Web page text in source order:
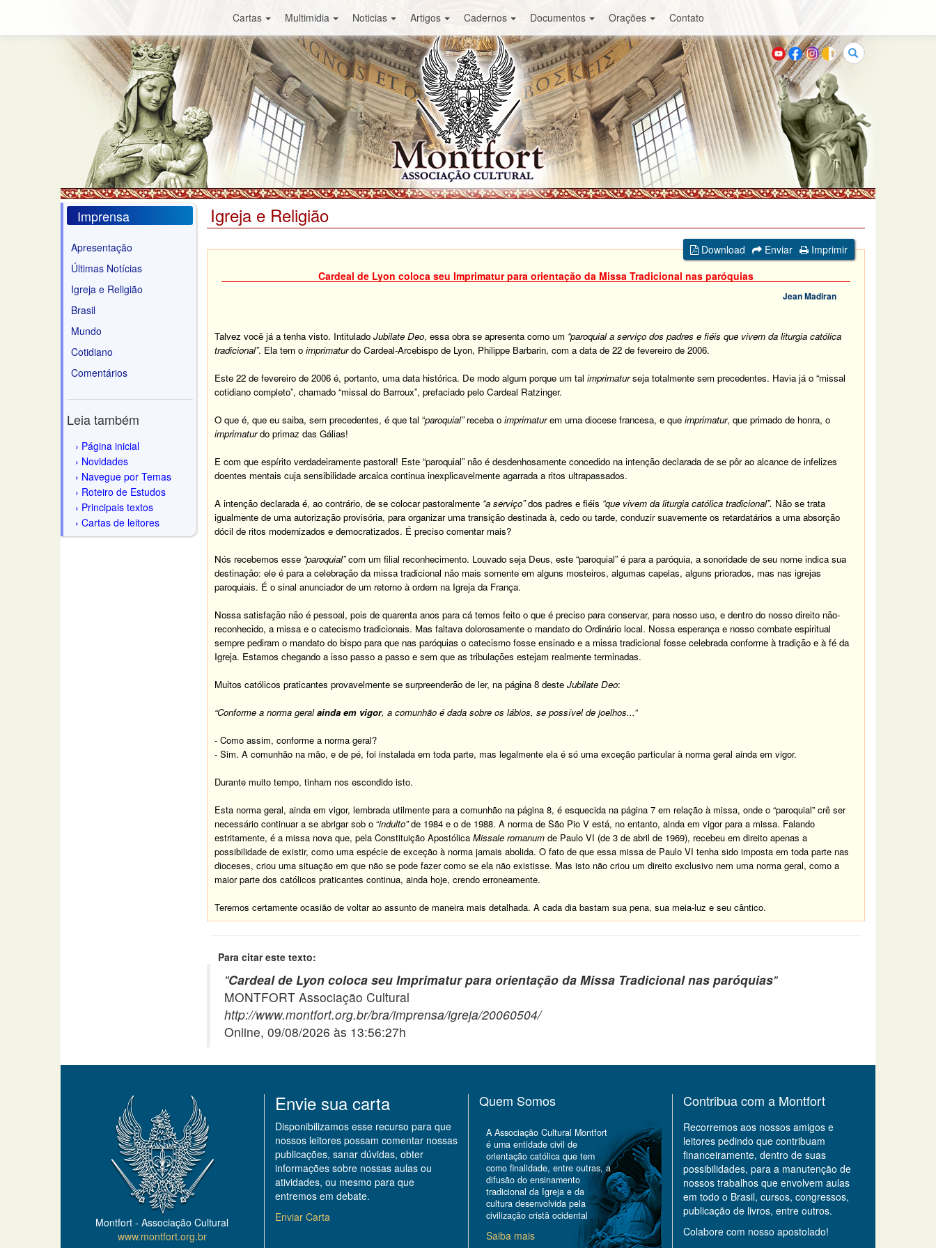
Cartas Multimidia Noticias Artigos Cadernos Documentos Orações Contato
Buscar
Imprensa
Apresentação
Últimas Notícias
Igreja e Religião
Brasil
Mundo
Cotidiano
Comentários
Leia também
Página inicial
Novidades
Navegue por Temas
Roteiro de Estudos
Principais textos
Cartas de leitores
Igreja e Religião
Download Enviar
Imprimir
Cardeal de Lyon coloca seu Imprimatur para orientação da Missa Tradicional nas paróquias
Jean Madiran
Talvez você já a tenha visto. Intitulado Jubilate Deo, essa obra se apresenta como um “paroquial a serviço dos padres e fiéis que vivem da liturgia católica
tradicional”. Ela tem o imprimaturdo Cardeal-Arcebispo de Lyon, Philippe Barbarin, com a data de 22 de fevereiro de 2006.
Este 22 de fevereiro de 2006 é, portanto, uma data histórica. De modo algum porque um tal imprimaturseja totalmente sem precedentes. Havia já o “missal
cotidiano completo”, chamado “missal do Barroux”, prefaciado pelo Cardeal Ratzinger.
O que é, que eu saiba, sem precedentes, é que tal “paroquial”receba o imprimaturem uma diocese francesa, e que imprimatur, que primado de honra, o
imprimaturdo primaz das Gálias!
E com que espírito verdadeiramente pastoral! Este “paroquial” não é desdenhosamente concedido na intenção declarada de se pôr ao alcance de infelizes
doentes mentais cuja sensibilidade arcaica continua inexplicavelmente agarrada a ritos ultrapassados.
A intenção declarada é, ao contrário, de se colocar pastoralmente “a serviço”dos padres e fiéis “que vivem da liturgia católica tradicional”. Não se trata
igualmente de uma autorização provisória, para organizar uma transição destinada à, cedo ou tarde, conduzir suavemente os retardatários a uma absorção
dócil de ritos modernizados e democratizados. É preciso comentar mais?
Nós recebemos esse “paroquial”com um filial reconhecimento. Louvado seja Deus, este “paroquial” é para a paróquia, a sonoridade de seu nome indica sua
destinação: ele é para a celebração da missa tradicional não mais somente em alguns mosteiros, algumas capelas, alguns priorados, mas nas igrejas
paroquiais. É o sinal anunciador de um retorno à ordem na Igreja da França.
Nossa satisfação não é pessoal, pois de quarenta anos para cá temos feito o que é preciso para conservar, para nosso uso, e dentro do nosso direito não-
reconhecido, a missa e o catecismo tradicionais. Mas faltava dolorosamente o mandato do Ordinário local. Nossa esperança e nosso combate espiritual
sempre pediram o mandato do bispo para que nas paróquias o catecismo fosse ensinado e a missa tradicional fosse celebrada conforme à tradição e à fé da
Igreja. Estamos chegando a isso passo a passo e sem que as tribulações estejam realmente terminadas.
Muitos católicos praticantes provavelmente se surpreenderão de ler, na página 8 deste Jubilate Deo:
“Conforme a norma geralainda em vigor, a comunhão é dada sobre os lábios, se possível de joelhos...”
- Como assim, conforme a norma geral?
- Sim. A comunhão na mão, e de pé, foi instalada em toda parte, mas legalmente ela é só uma exceção particular à norma geral ainda em vigor.
Durante muito tempo, tinham nos escondido isto.
Esta norma geral, ainda em vigor, lembrada utilmente para a comunhão na página 8, é esquecida na página 7 em relação à missa, onde o “paroquial” crê ser
necessário continuar a se abrigar sob o “indulto”de 1984 e o de 1988. A norma de São Pio V está, no entanto, ainda em vigor para a missa. Falando
estritamente, é a missa nova que, pela Constituição Apostólica Missale romanum de Paulo VI (de 3 de abril de 1969), recebeu em direito apenas a
possibilidade de existir, como uma espécie de exceção à norma jamais abolida. O fato de que essa missa de Paulo VI tenha sido imposta em toda parte nas
dioceses, criou uma situação em que não se pode fazer como se ela não existisse. Mas isto não criou um direito exclusivo nem uma norma geral, como a
maior parte dos católicos praticantes continua, ainda hoje, crendo erroneamente.
Teremos certamente ocasião de voltar ao assunto de maneira mais detalhada. A cada dia bastam sua pena, sua meia-luz e seu cântico.
Para citar este texto:
"Cardeal de Lyon coloca seu Imprimatur para orientação da Missa Tradicional nas paróquias"
MONTFORT Associação Cultural
http://www.montfort.org.br/bra/imprensa/igreja/20060504/
Online, 09/08/2026 às 13:56:27h
Montfort - Associação Cultural
www.montfort.org.br
Envie sua carta
Disponibilizamos esse recurso para que
nossos leitores possam comentar nossas
publicações, sanar dúvidas, obter
informações sobre nossas aulas ou
atividades, ou mesmo para que
entremos em debate.
Enviar Carta
Quem Somos
A Associação Cultural Montfort
é uma entidade civil de
orientação católica que tem
como finalidade, entre outras, a
difusão do ensinamento
tradicional da Igreja e da
cultura desenvolvida pela
civilização cristã ocidental
Saiba mais
Contribua com a Montfort
Recorremos aos nossos amigos e
leitores pedindo que contribuam
financeiramente, dentro de suas
possibilidades, para a manutenção de
nossos trabalhos que envolvem aulas
em todo o Brasil, cursos, congressos,
publicação de livros, entre outros.
Colabore com nosso apostolado!